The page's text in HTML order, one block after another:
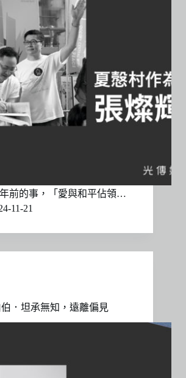
前的事，「愛與和平佔領…
11-21
伯．坦承無知，遠離偏見